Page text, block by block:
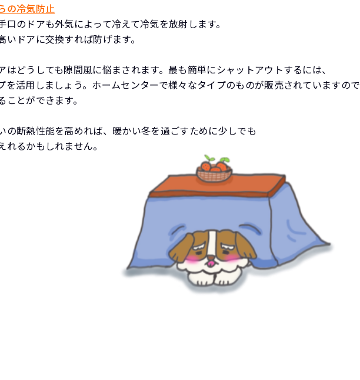
の冷気防止
口のドアも外気によって冷えて冷気を放射します。
いドアに交換すれば防げます。
はどうしても隙間風に悩まされます。最も簡単にシャットアウトするには、
を活用しましょう。ホームセンターで様々なタイプのものが販売されていますので
とができます。
の断熱性能を高めれば、暖かい冬を過ごすために少しでも
れるかもしれません。